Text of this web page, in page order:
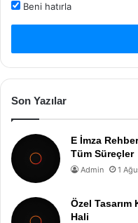
Beni hatırla
Son Yazılar
E İmza
Tüm Süreçler
Admin 1
Özel
Hali